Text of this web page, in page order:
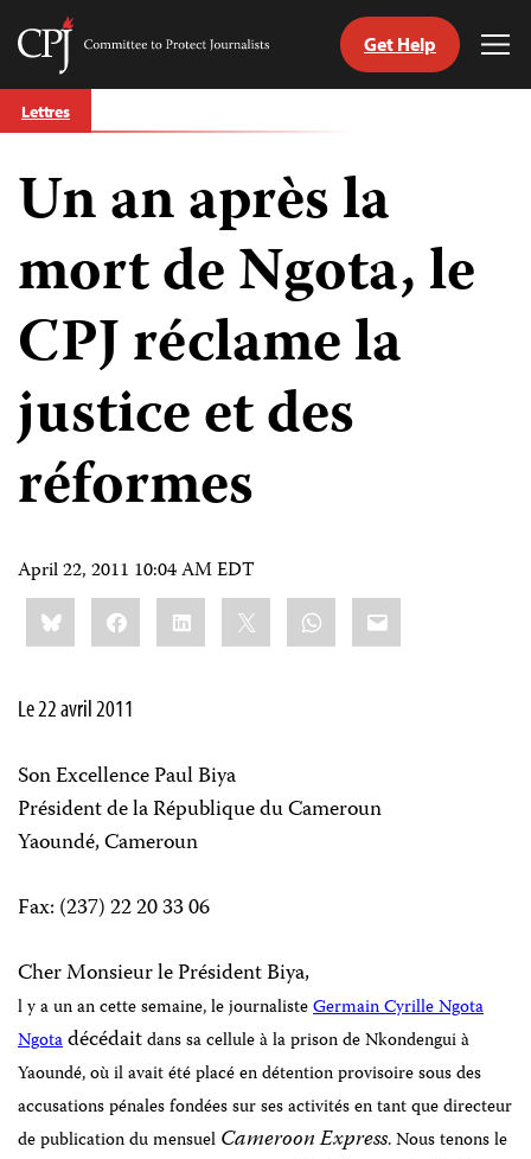
Skip
to
Committee
Journalists
Get Help
Lettres
Un an après la
mort de Ngota, le
CPJ réclame la
justice et des
réformes
April 22, 2011 10:04 AM EDT
Share
this:BlueskyFacebookLinkedIn WhatsApp
Email
Le 22 avril 2011
Son Excellence Paul Biya
Président de la République du Cameroun
Yaoundé, Cameroun
Fax: (237) 22 20 33 06
Cher Monsieur le Président Biya,
l y a un an cette semaine, le journalisteGermain Cyrille Ngota
Ngotadécédaitdans sa cellule à la prison de Nkondengui à
Yaoundé, où il avait été placé en détention provisoire sous des
accusations pénales fondées sur ses activités en tant que directeur
de publication du mensuel Cameroon Express. Nous tenons le